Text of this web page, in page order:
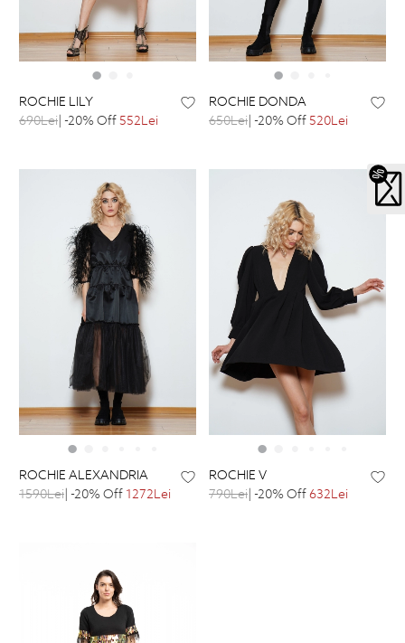
ROCHIE LILY
690Lei| -20% Off552Lei
ROCHIE DONDA
650Lei| -20% Off520Lei
ROCHIE ALEXANDRIA
1590Lei| -20% Off 1272Lei
ROCHIE V
790Lei| -20% Off632Lei